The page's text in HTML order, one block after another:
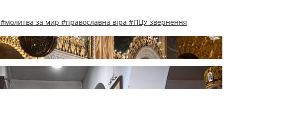
#молитва за мир #православна віра #ПЦУ звернення